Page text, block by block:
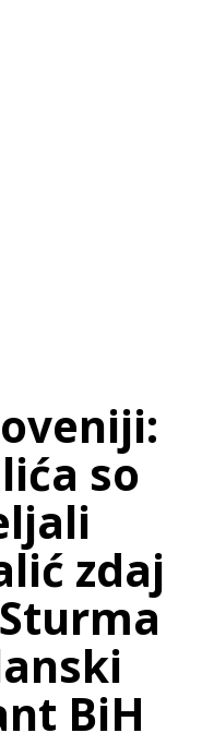
so
zdaj
BiH